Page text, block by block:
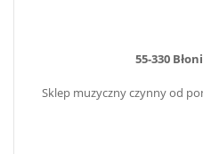
55-330
Sklep muzyczny czynny od